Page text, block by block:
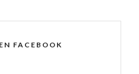
FACEBOOK